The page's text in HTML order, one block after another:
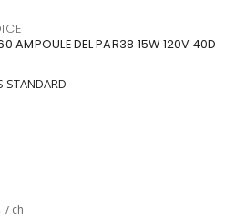
AMPOULE DEL PAR38 15W 120V 40D
STANDARD
/ ch